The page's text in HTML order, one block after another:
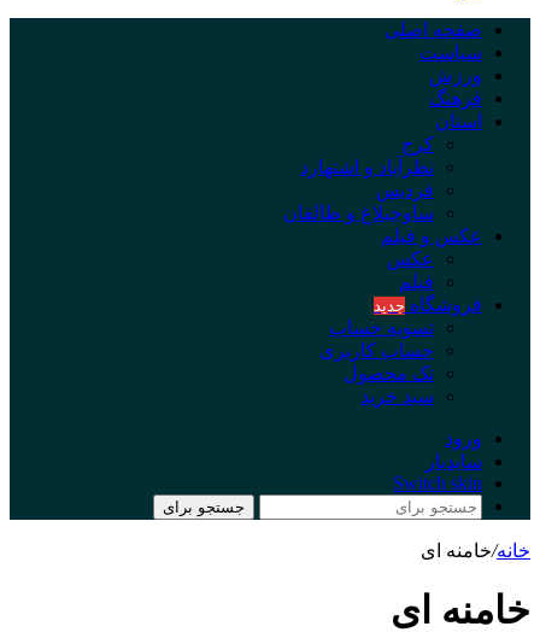
صفحه اصلی
سیاست
ورزش
فرهنگ
استان
کرج
نظرآباد و اشتهارد
فردیس
ساوجبلاغ و طالقان
عکس و فیلم
عکس
فیلم
فروشگاه جدید
تسویه حساب
حساب کاربری
تک محصول
سبد خرید
ورود
سایدبار
Switch skin
جستجو برای
خانه/خامنه ای
خامنه ای